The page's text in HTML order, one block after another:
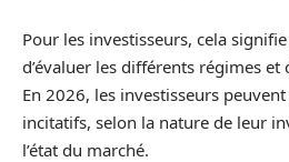
Pour les investisseurs, cela
d’évaluer les différents régimes
En 2026, les investisseurs
incitatifs, selon la nature de leur
l’état du marché.